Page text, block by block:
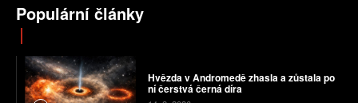
Populární články
Hvězda v Andromedě zhasla a zůstala po
ní čerstvá černá díra